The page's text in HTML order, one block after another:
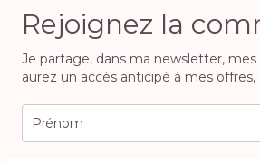
Rejoignez la
Je partage, dans ma newsletter,
aurez un accès anticipé à mes